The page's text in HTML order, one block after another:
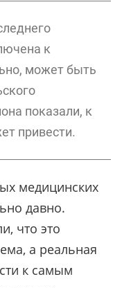
к
может быть
показали, к
привести.
медицинских
давно.
что это
а реальная
к самым